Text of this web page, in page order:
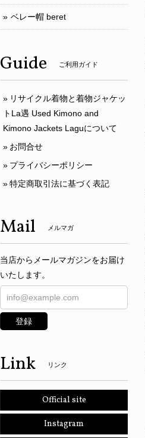
ベレー帽 beret
Guide ご利用ガイド
リサイクル着物と着物ジャケッ
トLa遇 Used Kimono and
Kimono Jackets Laguについて
お問合せ
プライバシーポリシー
特定商取引法に基づく表記
Mail メルマガ
当店からメールマガジンをお届け
いたします。
登録
Link リンク
Official site
Instagram